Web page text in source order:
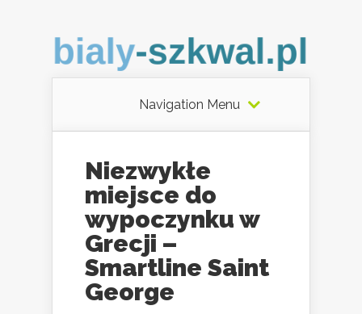
Navigation Menu
Niezwykłe
miejsce do
wypoczynku w
Grecji –
Smartline Saint
George